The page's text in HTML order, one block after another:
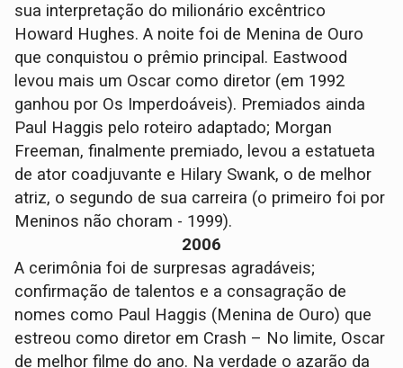
sua interpretação do milionário excêntrico
Howard Hughes. A noite foi de Menina de Ouro
que conquistou o prêmio principal. Eastwood
levou mais um Oscar como diretor (em 1992
ganhou por Os Imperdoáveis). Premiados ainda
Paul Haggis pelo roteiro adaptado; Morgan
Freeman, finalmente premiado, levou a estatueta
de ator coadjuvante e Hilary Swank, o de melhor
atriz, o segundo de sua carreira (o primeiro foi por
Meninos não choram - 1999).
2006
A cerimônia foi de surpresas agradáveis;
confirmação de talentos e a consagração de
nomes como Paul Haggis (Menina de Ouro) que
estreou como diretor em Crash – No limite, Oscar
de melhor filme do ano. Na verdade o azarão da